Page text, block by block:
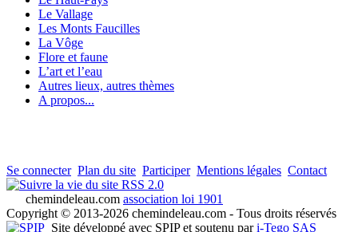
Le Vallage
Les Monts Faucilles
La Vôge
Flore et faune
L’art et l’eau
Autres lieux, autres thèmes
A propos...
Se connecter Plan du site Participer Mentions légales Contact
RSS 2.0
chemindeleau.com association loi 1901
Copyright © 2013-2026 chemindeleau.com - Tous droits réservés
Site développé avec SPIP et soutenu pari-Tego SAS